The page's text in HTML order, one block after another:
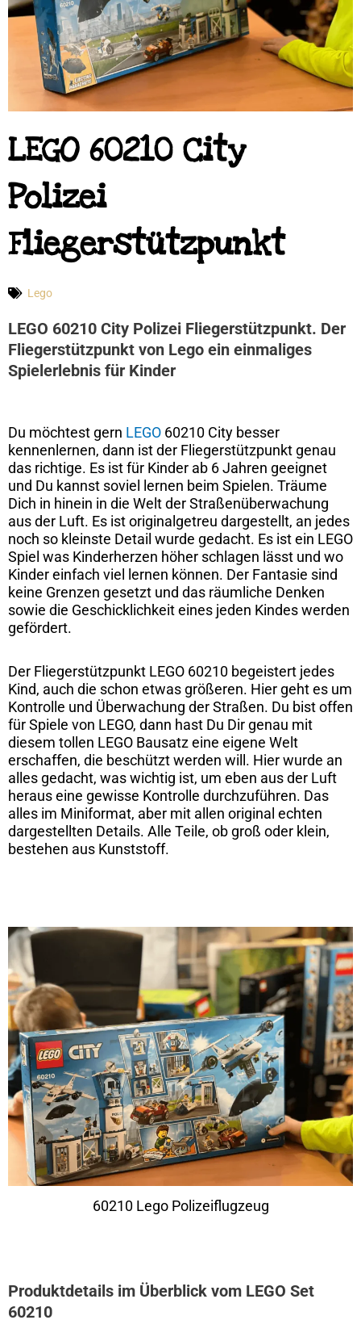
LEGO 60210 City
Polizei
Fliegerstützpunkt
Lego
LEGO 60210 City Polizei Fliegerstützpunkt. Der
Fliegerstützpunkt von Lego ein einmaliges
Spielerlebnis für Kinder
Du möchtest gern LEGO 60210 City besser
kennenlernen, dann ist der Fliegerstützpunkt genau
das richtige. Es ist für Kinder ab 6 Jahren geeignet
und Du kannst soviel lernen beim Spielen. Träume
Dich in hinein in die Welt der Straßenüberwachung
aus der Luft. Es ist originalgetreu dargestellt, an jedes
noch so kleinste Detail wurde gedacht. Es ist ein LEGO
Spiel was Kinderherzen höher schlagen lässt und wo
Kinder einfach viel lernen können. Der Fantasie sind
keine Grenzen gesetzt und das räumliche Denken
sowie die Geschicklichkeit eines jeden Kindes werden
gefördert.
Der Fliegerstützpunkt LEGO 60210 begeistert jedes
Kind, auch die schon etwas größeren. Hier geht es um
Kontrolle und Überwachung der Straßen. Du bist offen
für Spiele von LEGO, dann hast Du Dir genau mit
diesem tollen LEGO Bausatz eine eigene Welt
erschaffen, die beschützt werden will. Hier wurde an
alles gedacht, was wichtig ist, um eben aus der Luft
heraus eine gewisse Kontrolle durchzuführen. Das
alles im Miniformat, aber mit allen original echten
dargestellten Details. Alle Teile, ob groß oder klein,
bestehen aus Kunststoff.
60210 Lego Polizeiflugzeug
Produktdetails im Überblick vom LEGO Set
60210